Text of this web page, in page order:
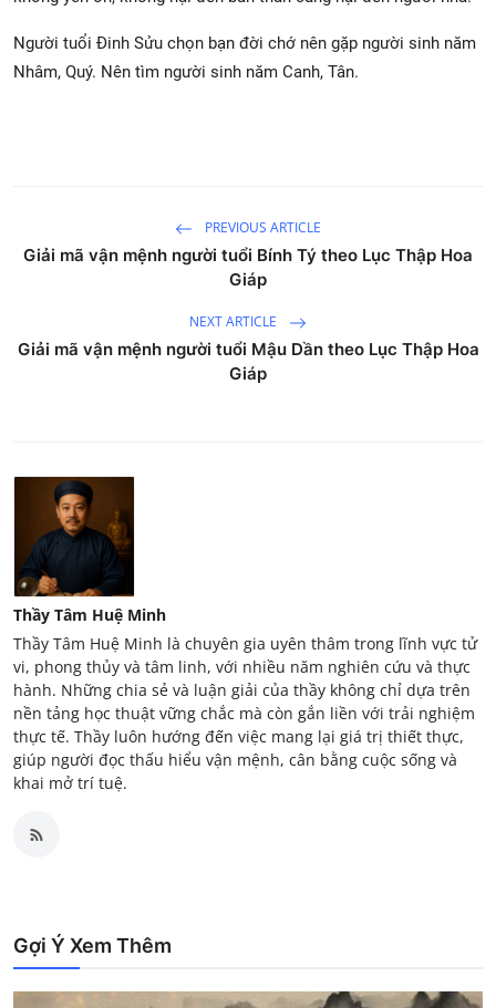
Người tuổi Đinh Sửu chọn bạn đời chớ nên gặp người sinh năm
Nhâm, Quý. Nên tìm người sinh năm Canh, Tân.
PREVIOUS ARTICLE
Giải mã vận mệnh người tuổi Bính Tý theo Lục Thập Hoa
Giáp
NEXT ARTICLE
Giải mã vận mệnh người tuổi Mậu Dần theo Lục Thập Hoa
Giáp
Thầy Tâm Huệ Minh
Thầy Tâm Huệ Minh là chuyên gia uyên thâm trong lĩnh vực tử
vi, phong thủy và tâm linh, với nhiều năm nghiên cứu và thực
hành. Những chia sẻ và luận giải của thầy không chỉ dựa trên
nền tảng học thuật vững chắc mà còn gắn liền với trải nghiệm
thực tế. Thầy luôn hướng đến việc mang lại giá trị thiết thực,
giúp người đọc thấu hiểu vận mệnh, cân bằng cuộc sống và
khai mở trí tuệ.
Gợi Ý Xem Thêm